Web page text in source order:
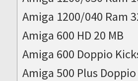
Amiga 1200/040 Ram
Amiga 600 HD 20 MB
Amiga 600 Doppio
Amiga 500 Plus